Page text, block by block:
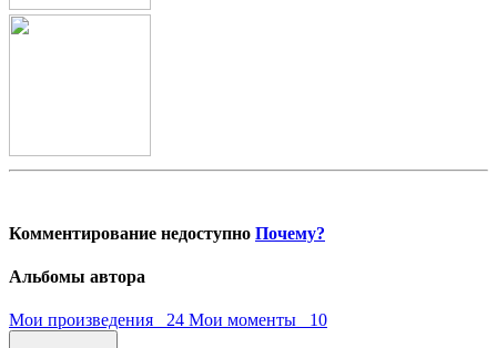
Комментирование недоступно Почему?
Альбомы автора
Мои произведения 24 Мои моменты 10